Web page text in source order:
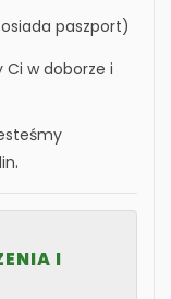
paszport)
w doborze i
I